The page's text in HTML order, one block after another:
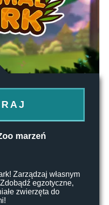
marzeń
Zarządzaj własnym
egzotyczne,
zwierzęta do